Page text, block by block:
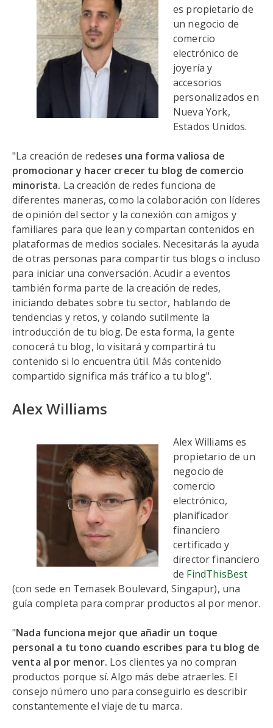
es propietario de
un negocio de
comercio
electrónico de
joyería y
accesorios
personalizados en
Nueva York,
Estados Unidos.
"La creación de redeses una forma valiosa de
promocionar y hacer crecer tu blog de comercio
minorista. La creación de redes funciona de
diferentes maneras, como la colaboración con líderes
de opinión del sector y la conexión con amigos y
familiares para que lean y compartan contenidos en
plataformas de medios sociales. Necesitarás la ayuda
de otras personas para compartir tus blogs o incluso
para iniciar una conversación. Acudir a eventos
también forma parte de la creación de redes,
iniciando debates sobre tu sector, hablando de
tendencias y retos, y colando sutilmente la
introducción de tu blog. De esta forma, la gente
conocerá tu blog, lo visitará y compartirá tu
contenido si lo encuentra útil. Más contenido
compartido significa más tráfico a tu blog".
Alex Williams
Alex Williams es
propietario de un
negocio de
comercio
electrónico,
planificador
financiero
certificado y
director financiero
de FindThisBest
(con sede en Temasek Boulevard, Singapur), una
guía completa para comprar productos al por menor.
"Nada funciona mejor que añadir un toque
personal a tu tono cuando escribes para tu blog de
venta al por menor. Los clientes ya no compran
productos porque sí. Algo más debe atraerles. El
consejo número uno para conseguirlo es describir
constantemente el viaje de tu marca.